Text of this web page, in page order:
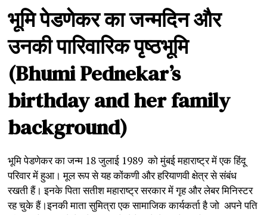
भूमिपेडणेकरकाजन्मदिनऔर
उनकीपारिवारिकपृष्ठभूमि
(Bhumi Pednekar’s
birthday and her family
background)
भूमि पेडणेकर का जन्म 18 जुलाई 1989 को मुंबई महाराष्ट्र में एक हिंदू
परिवार में हुआ। मूल रूप से यह कोंकणी और हरियाणवी क्षेत्र से संबंध
रखती हैं। इनके पिता सतीश महाराष्ट्र सरकार में गृह और लेबर मिनिस्टर
रह चुके हैं।इनकी माता सुमित्रा एक सामाजिक कार्यकर्ता है जो अपने पति